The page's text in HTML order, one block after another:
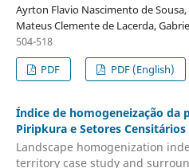
Ayrton Flavio Nascimento de
Mateus Clemente de Lacerda,
504-518
PDF
PDF (English)
Índice de homogeneização da
Piripkura e Setores
Landscape homogenization
territory case study and